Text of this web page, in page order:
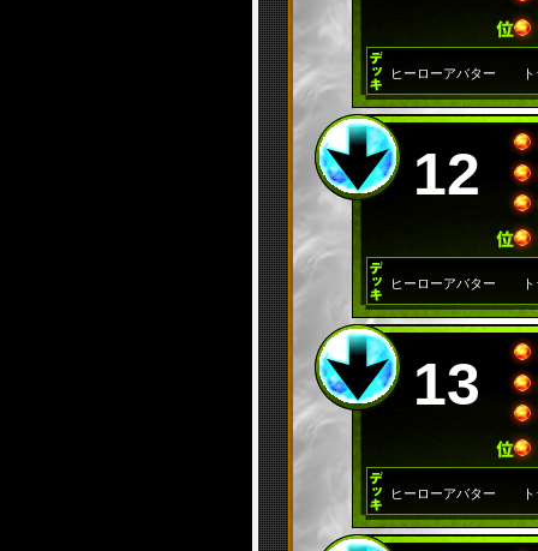
ヒーローアバター
12
ヒーローアバター
13
ヒーローアバター